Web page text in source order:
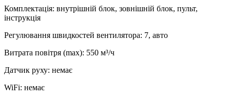
Комплектація: внутрішній блок, зовнішній блок, пульт,
інструкція
Регулювання швидкостей вентилятора: 7, авто
Витрата повітря (max): 550 м³/ч
Датчик руху: немає
WiFi: немає